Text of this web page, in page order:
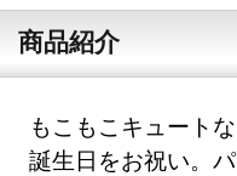
商品紹介
もこもこキュート
誕生日をお祝い。